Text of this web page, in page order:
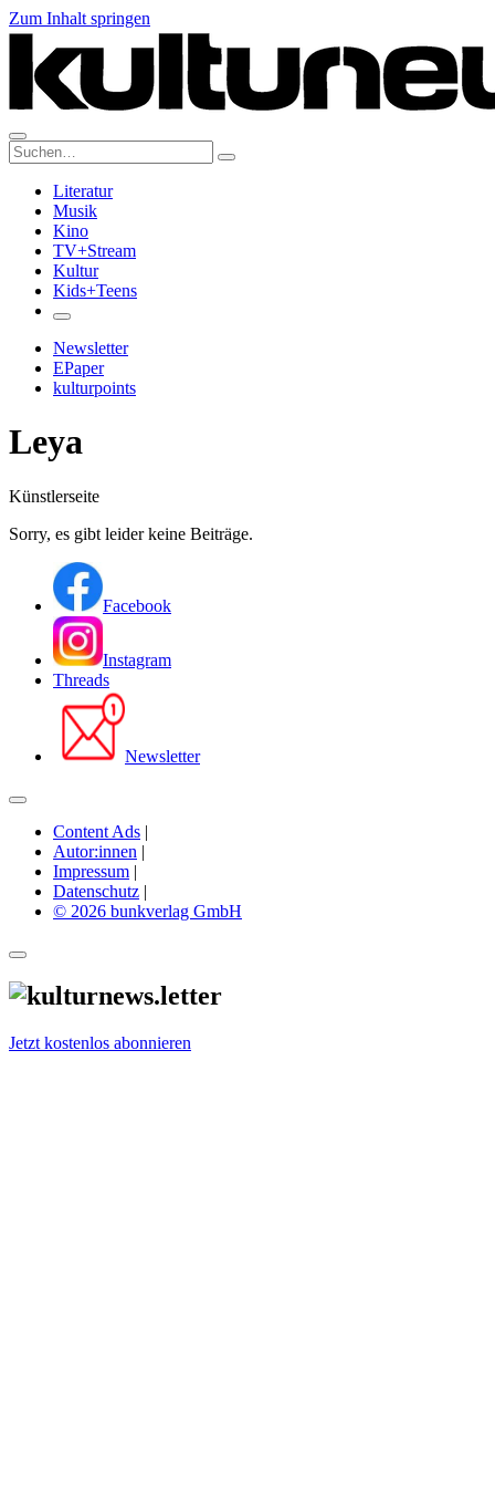
Zum Inhalt springen
Suche:
Literatur
Musik
Kino
TV+Stream
Kultur
Kids+Teens
Newsletter
EPaper
kulturpoints
Leya
Künstlerseite
Sorry, es gibt leider keine Beiträge.
Facebook
Instagram
Threads
Newsletter
Content Ads |
Autor:innen |
Impressum |
Datenschutz |
© 2026 bunkverlag GmbH
Jetzt kostenlos abonnieren